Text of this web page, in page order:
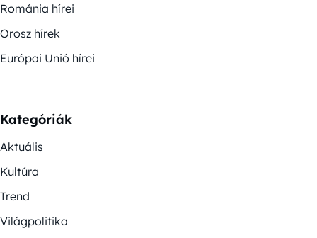
Románia hírei
Orosz hírek
Európai Unió hírei
Kategóriák
Aktuális
Kultúra
Trend
Világpolitika